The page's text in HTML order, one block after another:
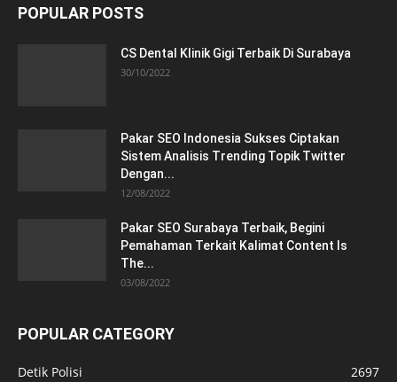
POPULAR POSTS
CS Dental Klinik Gigi Terbaik Di Surabaya
30/10/2022
Pakar SEO Indonesia Sukses Ciptakan
Sistem Analisis Trending Topik Twitter
Dengan...
12/08/2022
Pakar SEO Surabaya Terbaik, Begini
Pemahaman Terkait Kalimat Content Is
The...
03/08/2022
POPULAR CATEGORY
Detik Polisi
2697